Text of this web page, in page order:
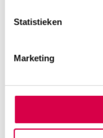
Statistieken
Marketing
ETHICON